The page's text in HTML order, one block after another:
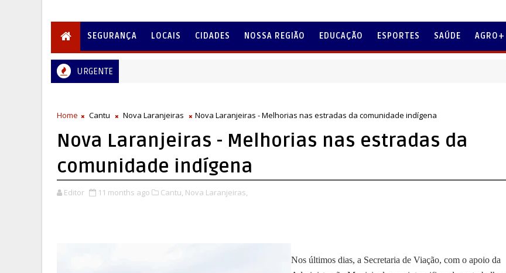
SEGURANÇA LOCAIS CIDADES NOSSA REGIÃO EDUCAÇÃO ESPORTES SAÚDE AGRO+
URGENTE
Home Cantu Nova Laranjeiras Nova Laranjeiras - Melhorias nas estradas da comunidade indígena
Nova Laranjeiras - Melhorias nas estradas da
comunidade indígena
Editor 11 months ago Cantu, Nova Laranjeiras,
Nos últimos dias, a Secretaria de Viação, com o apoio da